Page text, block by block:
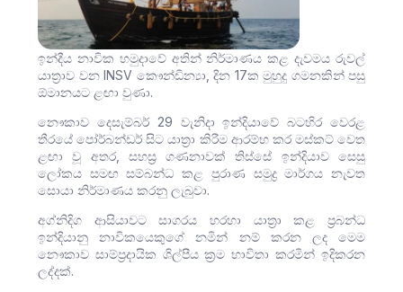
ඉන්දීය නාවික හමුදාවේ අතින් නිර්මාණය කළ දැවමය රුවල්
යාත්‍රාව වන INSV කෞන්ඩින්‍යා, දින 17ක මුහුදු ගමනකින් පසු
ඕමානයට ළඟා වුණා.
නෞකාව දෙසැම්බර් 29 වැනිදා ඉන්දියාවේ බටහිර වෙරළ
තීරයේ පෝර්බන්ඩර් සිට යාත්‍රා කිරීම ආරම්භ කර මස්කට් වෙත
ළඟා වූ අතර, සහස්‍ර ගණනාවක් තිස්සේ ඉන්දියාව සෙසු
ලෝකය සමඟ සම්බන්ධ කළ පුරාණ සමුද්‍ර මාර්ගය නැවත
සොයා නිර්මාණය කරනු ලැබුවා.
අග්නිදිග ආසියාවට සාගරය හරහා යාත්‍රා කළ ප්‍රබන්ධ
ඉන්දියානු නාවිකයෙකුගේ නමින් නම් කරන ලද මෙම
නෞකාව සාම්ප්‍රදායික ශිල්පීය ක්‍රම භාවිතා කරමින් ඉදිකරන
ලද්දක්.